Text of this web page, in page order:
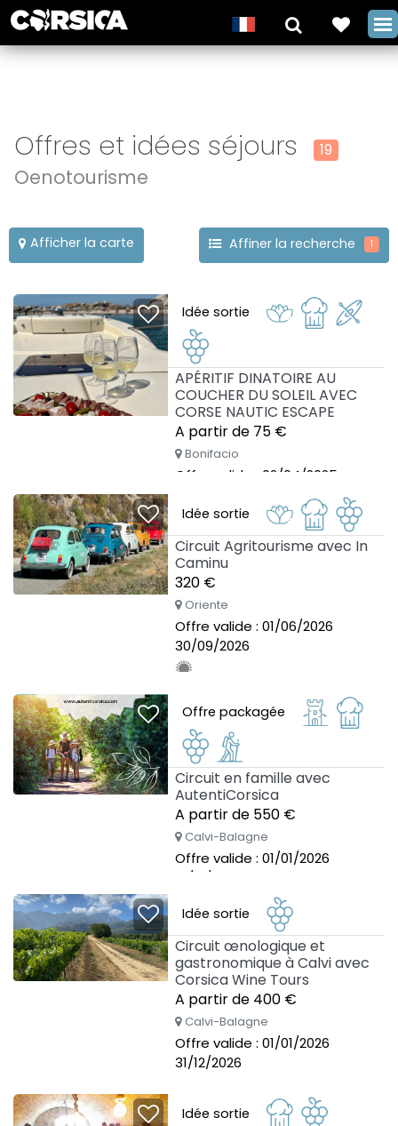
Offres et idées séjours 19
Oenotourisme
Afficher la carte Affiner la recherche 1
Idée sortie
APÉRITIF DINATOIRE AU
COUCHER DU SOLEIL AVEC
CORSE NAUTIC ESCAPE
A partir de 75 €
Bonifacio
Offre valide : 02/04/2025
Idée sortie
Circuit Agritourisme avec In
Caminu
320 €
Oriente
Offre valide : 01/06/2026
30/09/2026
Offre packagée
Circuit en famille avec
AutentiCorsica
A partir de 550 €
Calvi-Balagne
Offre valide : 01/01/2026
31/12/2026
Idée sortie
Circuit œnologique et
gastronomique à Calvi avec
Corsica Wine Tours
A partir de 400 €
Calvi-Balagne
Offre valide : 01/01/2026
31/12/2026
Idée sortie